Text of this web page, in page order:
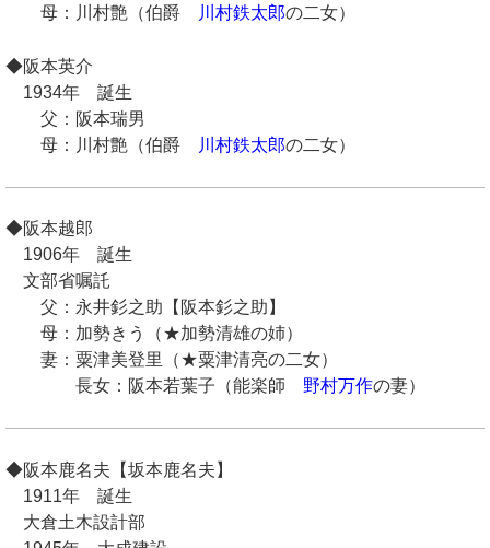
母：川村艶（伯爵 川村鉄太郎の二女）
◆阪本英介
1934年 誕生
父：阪本瑞男
母：川村艶（伯爵
川村鉄太郎の二女）
◆阪本越郎
1906年 誕生
文部省嘱託
父：永井釤之助【阪本釤之助】
母：加勢きう（★加勢清雄の姉）
妻：粟津美登里（★粟津清亮の二女）
長女：阪本若葉子（能楽師 野村万作の妻）
◆阪本鹿名夫【坂本鹿名夫】
1911年 誕生
大倉土木設計部